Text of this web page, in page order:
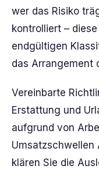
wer das Risiko
kontrolliert –
endgültigen
das Arrangement
Vereinbarte
Erstattung und
aufgrund von
Umsatzschwellen
klären Sie die